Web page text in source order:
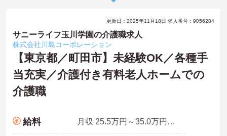
更新日：2025年11月18日 求人番号：9056284
サニーライフ玉川学園の介護職求人
株式会社川島コーポレーション
【東京都／町田市】未経験OK／各種手
当充実／介護付き有料老人ホームでの
介護職
給料 月収 25.5万円～35.0万円程度（諸手当込）